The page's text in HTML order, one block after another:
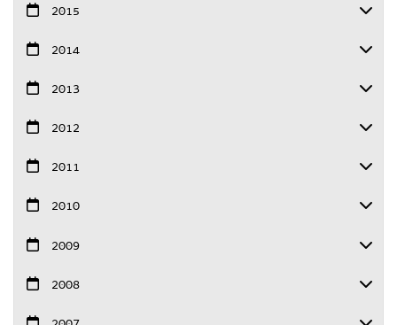
2015
2014
2013
2012
2011
2010
2009
2008